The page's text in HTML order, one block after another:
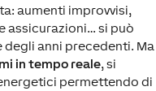
aumenti improvvisi,
assicurazioni… si può
anni precedenti. Ma
in tempo reale, si
permettendo di